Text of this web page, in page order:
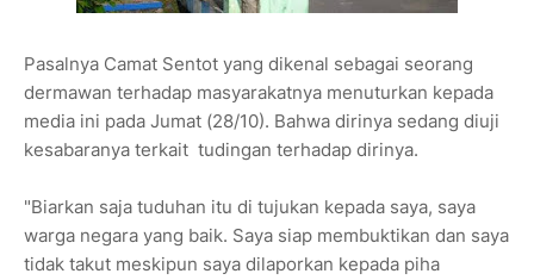
Pasalnya Camat Sentot yang dikenal sebagai seorang
dermawan terhadap masyarakatnya menuturkan kepada
media ini pada Jumat (28/10). Bahwa dirinya sedang diuji
kesabaranya terkait tudingan terhadap dirinya.
"Biarkan saja tuduhan itu di tujukan kepada saya, saya
warga negara yang baik. Saya siap membuktikan dan saya
tidak takut meskipun saya dilaporkan kepada piha